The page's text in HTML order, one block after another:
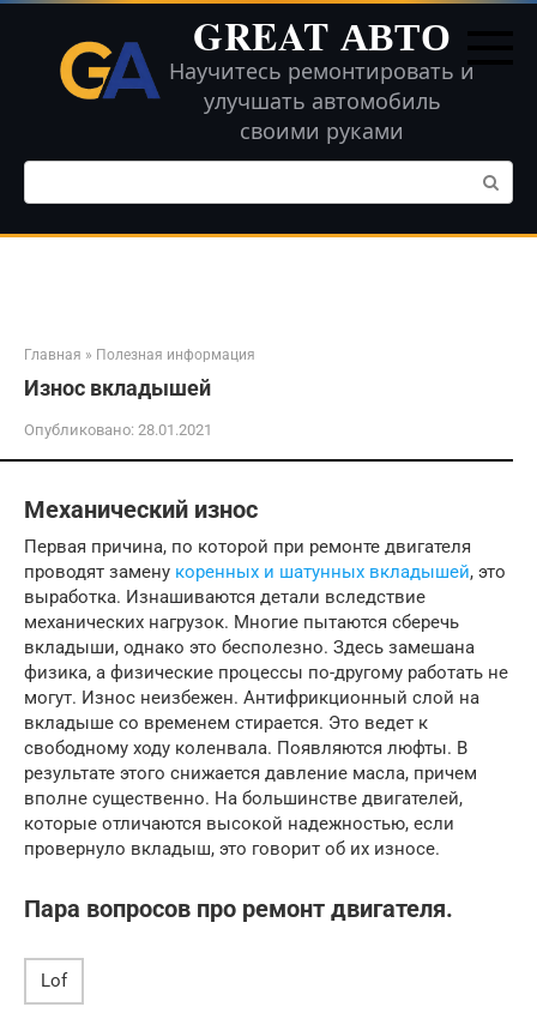
Перейти
контенту
GREAT АВТО
Научитесь ремонтировать и
улучшать автомобиль
своими руками
Поиск:
Главная » Полезная информация
Износ вкладышей
Опубликовано: 28.01.2021
Механический износ
Первая причина, по которой при ремонте двигателя
проводят замену коренных и шатунных вкладышей, это
выработка. Изнашиваются детали вследствие
механических нагрузок. Многие пытаются сберечь
вкладыши, однако это бесполезно. Здесь замешана
физика, а физические процессы по-другому работать не
могут. Износ неизбежен. Антифрикционный слой на
вкладыше со временем стирается. Это ведет к
свободному ходу коленвала. Появляются люфты. В
результате этого снижается давление масла, причем
вполне существенно. На большинстве двигателей,
которые отличаются высокой надежностью, если
провернуло вкладыш, это говорит об их износе.
Пара вопросов про ремонт двигателя.
Lof